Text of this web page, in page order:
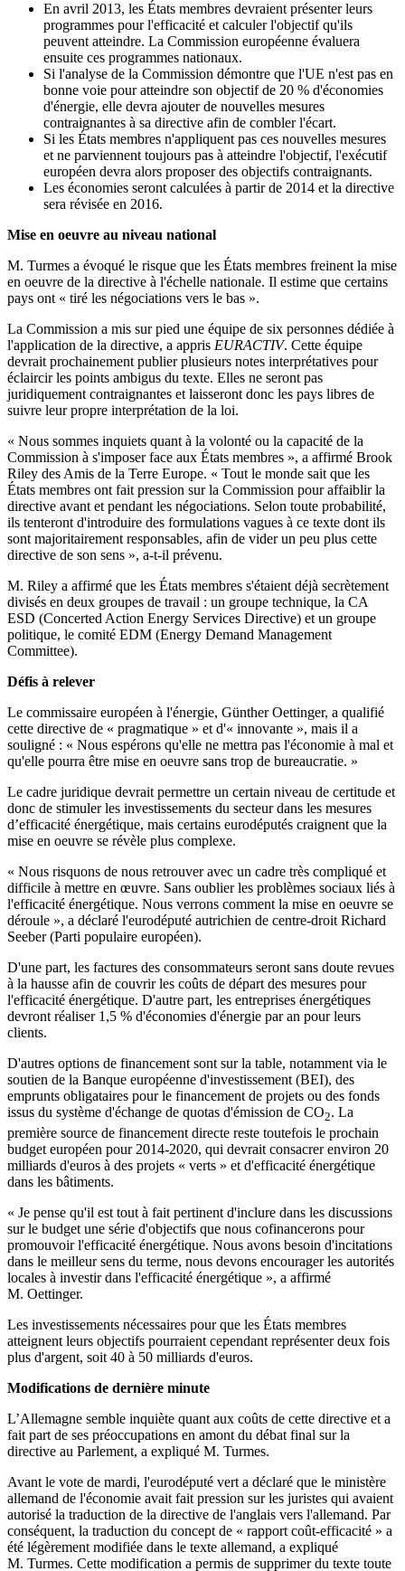
En avril 2013, les États membres devraient présenter leurs
programmes pour l'efficacité et calculer l'objectif qu'ils
peuvent atteindre. La Commission européenne évaluera
ensuite ces programmes nationaux.
Si l'analyse de la Commission démontre que l'UE n'est pas en
bonne voie pour atteindre son objectif de 20 % d'économies
d'énergie, elle devra ajouter de nouvelles mesures
contraignantes à sa directive afin de combler l'écart.
Si les États membres n'appliquent pas ces nouvelles mesures
et ne parviennent toujours pas à atteindre l'objectif, l'exécutif
européen devra alors proposer des objectifs contraignants.
Les économies seront calculées à partir de 2014 et la directive
sera révisée en 2016.
Mise en oeuvre au niveau national
M. Turmes a évoqué le risque que les États membres freinent la mise
en oeuvre de la directive à l'échelle nationale. Il estime que certains
pays ont « tiré les négociations vers le bas ».
La Commission a mis sur pied une équipe de six personnes dédiée à
l'application de la directive, a appris EURACTIV. Cette équipe
devrait prochainement publier plusieurs notes interprétatives pour
éclaircir les points ambigus du texte. Elles ne seront pas
juridiquement contraignantes et laisseront donc les pays libres de
suivre leur propre interprétation de la loi.
« Nous sommes inquiets quant à la volonté ou la capacité de la
Commission à s'imposer face aux États membres », a affirmé Brook
Riley des Amis de la Terre Europe. « Tout le monde sait que les
États membres ont fait pression sur la Commission pour affaiblir la
directive avant et pendant les négociations. Selon toute probabilité,
ils tenteront d'introduire des formulations vagues à ce texte dont ils
sont majoritairement responsables, afin de vider un peu plus cette
directive de son sens », a-t-il prévenu.
M. Riley a affirmé que les États membres s'étaient déjà secrètement
divisés en deux groupes de travail : un groupe technique, la CA
ESD (Concerted Action Energy Services Directive) et un groupe
politique, le comité EDM (Energy Demand Management
Committee).
Défis à relever
Le commissaire européen à l'énergie, Günther Oettinger, a qualifié
cette directive de « pragmatique » et d'« innovante », mais il a
souligné : « Nous espérons qu'elle ne mettra pas l'économie à mal et
qu'elle pourra être mise en oeuvre sans trop de bureaucratie. »
Le cadre juridique devrait permettre un certain niveau de certitude et
donc de stimuler les investissements du secteur dans les mesures
d’efficacité énergétique, mais certains eurodéputés craignent que la
mise en oeuvre se révèle plus complexe.
« Nous risquons de nous retrouver avec un cadre très compliqué et
difficile à mettre en œuvre. Sans oublier les problèmes sociaux liés à
l'efficacité énergétique. Nous verrons comment la mise en oeuvre se
déroule », a déclaré l'eurodéputé autrichien de centre-droit Richard
Seeber (Parti populaire européen).
D'une part, les factures des consommateurs seront sans doute revues
à la hausse afin de couvrir les coûts de départ des mesures pour
l'efficacité énergétique. D'autre part, les entreprises énergétiques
devront réaliser 1,5 % d'économies d'énergie par an pour leurs
clients.
D'autres options de financement sont sur la table, notamment via le
soutien de la Banque européenne d'investissement (BEI), des
emprunts obligataires pour le financement de projets ou des fonds
issus du système d'échange de quotas d'émission de CO2. La
première source de financement directe reste toutefois le prochain
budget européen pour 2014-2020, qui devrait consacrer environ 20
milliards d'euros à des projets « verts » et d'efficacité énergétique
dans les bâtiments.
« Je pense qu'il est tout à fait pertinent d'inclure dans les discussions
sur le budget une série d'objectifs que nous cofinancerons pour
promouvoir l'efficacité énergétique. Nous avons besoin d'incitations
dans le meilleur sens du terme, nous devons encourager les autorités
locales à investir dans l'efficacité énergétique », a affirmé
M. Oettinger.
Les investissements nécessaires pour que les États membres
atteignent leurs objectifs pourraient cependant représenter deux fois
plus d'argent, soit 40 à 50 milliards d'euros.
Modifications de dernière minute
L’Allemagne semble inquiète quant aux coûts de cette directive et a
fait part de ses préoccupations en amont du débat final sur la
directive au Parlement, a expliqué M. Turmes.
Avant le vote de mardi, l'eurodéputé vert a déclaré que le ministère
allemand de l'économie avait fait pression sur les juristes qui avaient
autorisé la traduction de la directive de l'anglais vers l'allemand. Par
conséquent, la traduction du concept de « rapport coût-efficacité » a
été légèrement modifiée dans le texte allemand, a expliqué
M. Turmes. Cette modification a permis de supprimer du texte toute